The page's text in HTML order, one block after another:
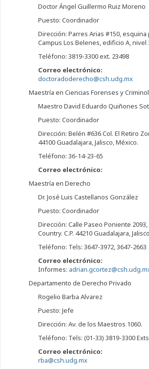
Doctor Ángel Guillermo Ruiz Moreno
Puesto: Coordinador
Dirección: Parres Arias #150,
Campus Los Belenes, edificio A, nivel
Teléfono: 3819-3300 ext. 23498
Correo electrónico:
doctoradoderecho@csh.udg.mx
Maestría en Ciencias Forenses y
Maestro David Eduardo Quiñones
Puesto: Coordinador
Dirección: Belén #636 Col. El Retiro
44100 Guadalajara, Jalisco, México.
Teléfono: 36-14-23-65
Correo electrónico:
Maestría en Derecho
Dr. José Luis Castellanos González
Puesto: Coordinador
Dirección: Calle Paseo Poniente 2093,
Country. C.P. 44210 Guadalajara,
Teléfono: Tels: 3647-3972, 3647-2663
Correo electrónico:
Informes:
Departamento de Derecho Privado
Rogelio Barba Alvarez
Puesto: Jefe
Dirección: Av. de los Maestros 1060.
Teléfono: Tels: (01-33) 3819-3300
Correo electrónico:
rba@csh.udg.mx